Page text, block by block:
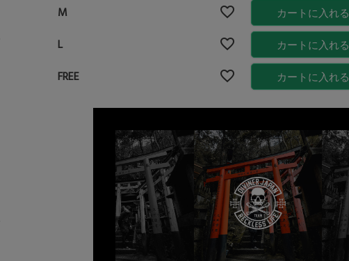
M カートに入れる
L カートに入れる
FREE カートに入れる